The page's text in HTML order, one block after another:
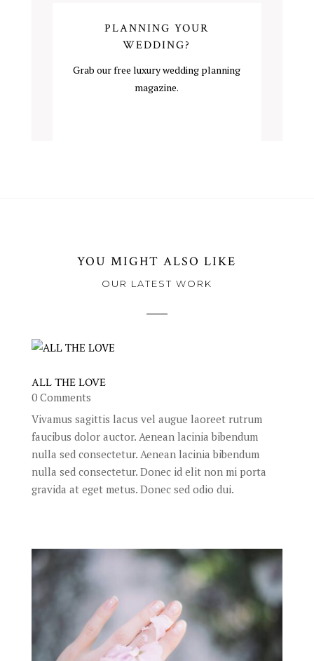
PLANNING YOUR
WEDDING?
Grab our free luxury wedding planning
magazine.
YOU MIGHT ALSO LIKE
OUR LATEST WORK
ALL THE LOVE
0 Comments
Vivamus sagittis lacus vel augue laoreet rutrum
faucibus dolor auctor. Aenean lacinia bibendum
nulla sed consectetur. Aenean lacinia bibendum
nulla sed consectetur. Donec id elit non mi porta
gravida at eget metus. Donec sed odio dui.